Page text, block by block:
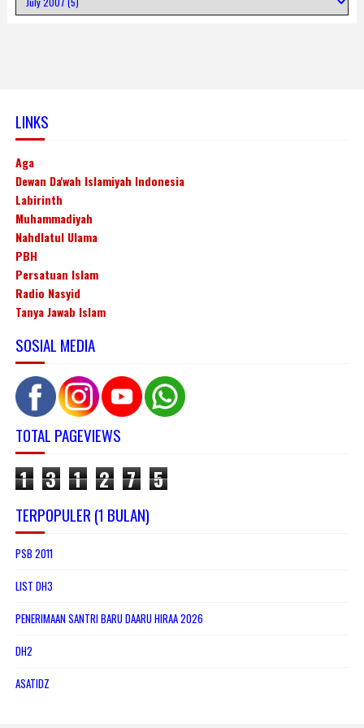
LINKS
Aga
Dewan Da'wah Islamiyah Indonesia
Labirinth
Muhammadiyah
Nahdlatul Ulama
PBH
Persatuan Islam
Radio Nasyid
Tanya Jawab Islam
SOSIAL MEDIA
TOTAL PAGEVIEWS
1 3 1 2 7 5
TERPOPULER (1 BULAN)
PSB 2011
LIST DH3
PENERIMAAN SANTRI BARU DAARU HIRAA 2026
DH2
ASATIDZ